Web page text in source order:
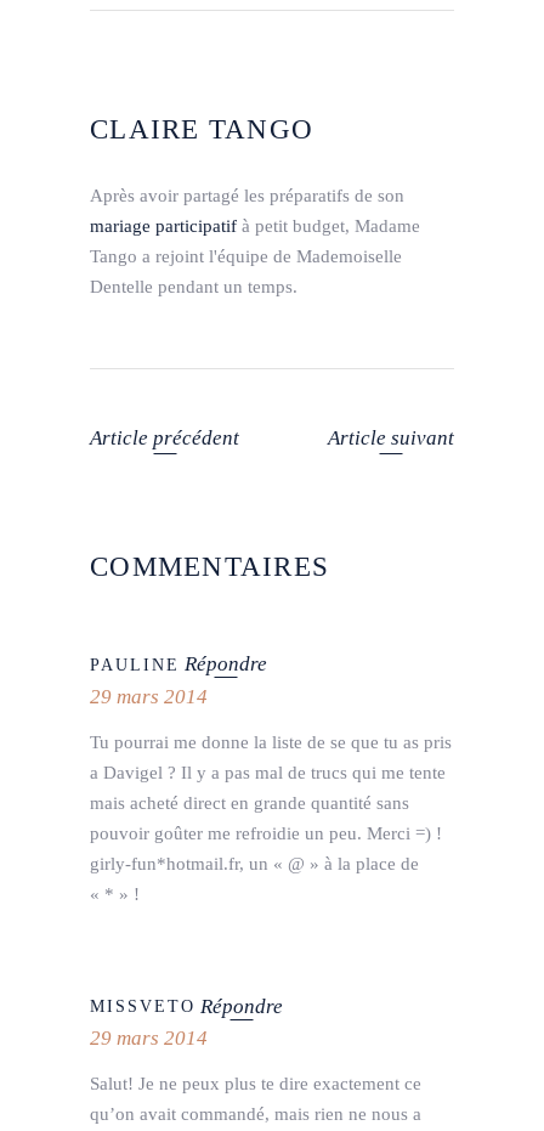
CLAIRE TANGO
Après avoir partagé les préparatifs de son
mariage participatif à petit budget, Madame
Tango a rejoint l'équipe de Mademoiselle
Dentelle pendant un temps.
Article précédent Article suivant
COMMENTAIRES
PAULINE Répondre
29 mars 2014
Tu pourrai me donne la liste de se que tu as pris
a Davigel ? Il y a pas mal de trucs qui me tente
mais acheté direct en grande quantité sans
pouvoir goûter me refroidie un peu. Merci =) !
girly-fun*hotmail.fr, un « @ » à la place de
« * » !
MISSVETO Répondre
29 mars 2014
Salut! Je ne peux plus te dire exactement ce
qu’on avait commandé, mais rien ne nous a